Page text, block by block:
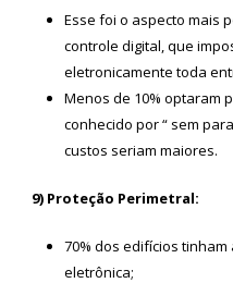
Esse foi o aspecto mais
controle digital, que
eletronicamente toda
Menos de 10% optaram
conhecido por “ sem
custos seriam maiores.
9) Proteção Perimetral:
70% dos edifícios
eletrônica;